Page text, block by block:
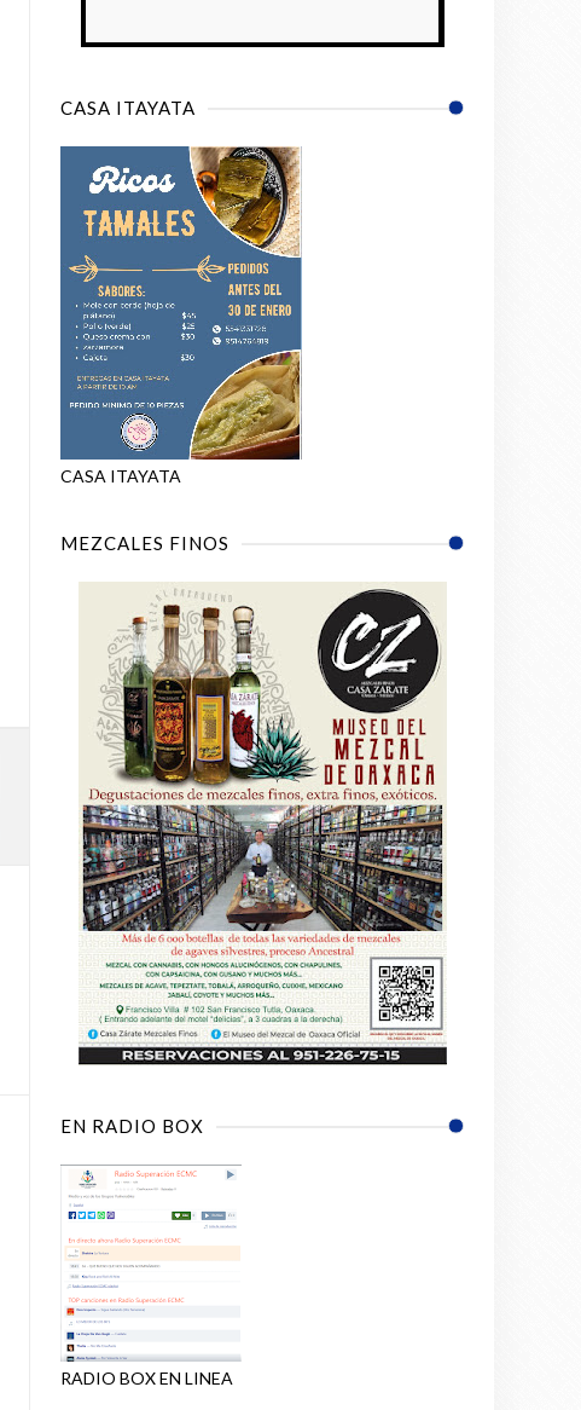
CASA ITAYATA
CASA ITAYATA
MEZCALES FINOS
EN RADIO BOX
RADIO BOX EN LINEA